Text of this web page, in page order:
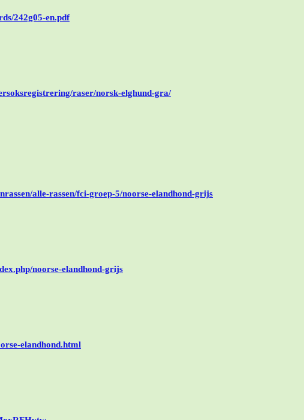
242g05-en.pdf
raser/norsk-elghund-gra/
alle-rassen/fci-groep-5/noorse-elandhond-grijs
noorse-elandhond-grijs
elandhond.html